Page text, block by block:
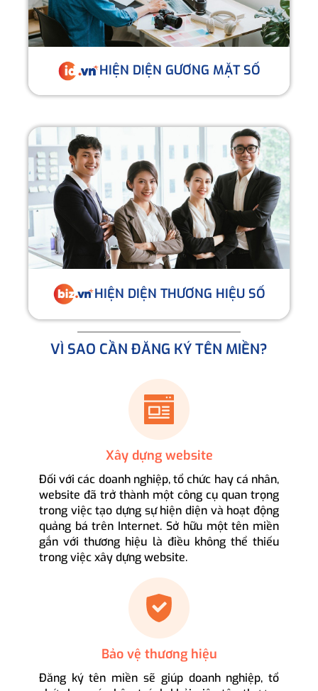
HIỆN DIỆN GƯƠNG MẶT SỐ
HIỆN DIỆN THƯƠNG HIỆU SỐ
VÌ SAO CẦN ĐĂNG KÝ TÊN MIỀN?
Xây dựng website
Đối với các doanh nghiệp, tổ chức hay cá nhân,
website đã trở thành một công cụ quan trọng
trong việc tạo dựng sự hiện diện và hoạt động
quảng bá trên Internet. Sở hữu một tên miền
gắn với thương hiệu là điều không thể thiếu
trong việc xây dựng website.
Bảo vệ thương hiệu
Đăng ký tên miền sẽ giúp doanh nghiệp, tổ